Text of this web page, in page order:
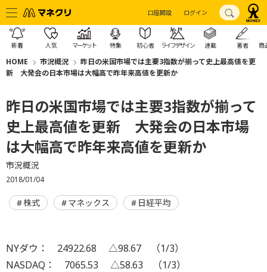
口座開設 ログイン
新着 人気 マーケット 特集 初心者 ライフデザイン 連載 著者 商
HOME 市況概況
昨日の米国市場では主要3指数が揃って史上最高値を更
新 大発会の日本市場は大幅高で昨年来高値を更新か
昨日の米国市場では主要3指数が揃って
史上最高値を更新 大発会の日本市場
は大幅高で昨年来高値を更新か
市況概況
2018/01/04
株式 マネックス 日経平均
NYダウ： 24922.68 △98.67 （1/3）
NASDAQ： 7065.53 △58.63 （1/3）